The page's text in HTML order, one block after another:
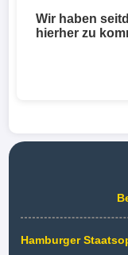
Wir haben
hierher zu
Hamburger